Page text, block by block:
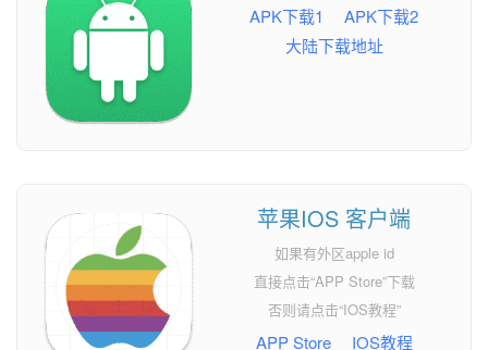
APK下载1
APK下载2
大陆下载地址
苹果IOS 客户端
如果有外区apple id
直接点击“APP Store”下载
否则请点击“IOS教程”
APP Store IOS教程